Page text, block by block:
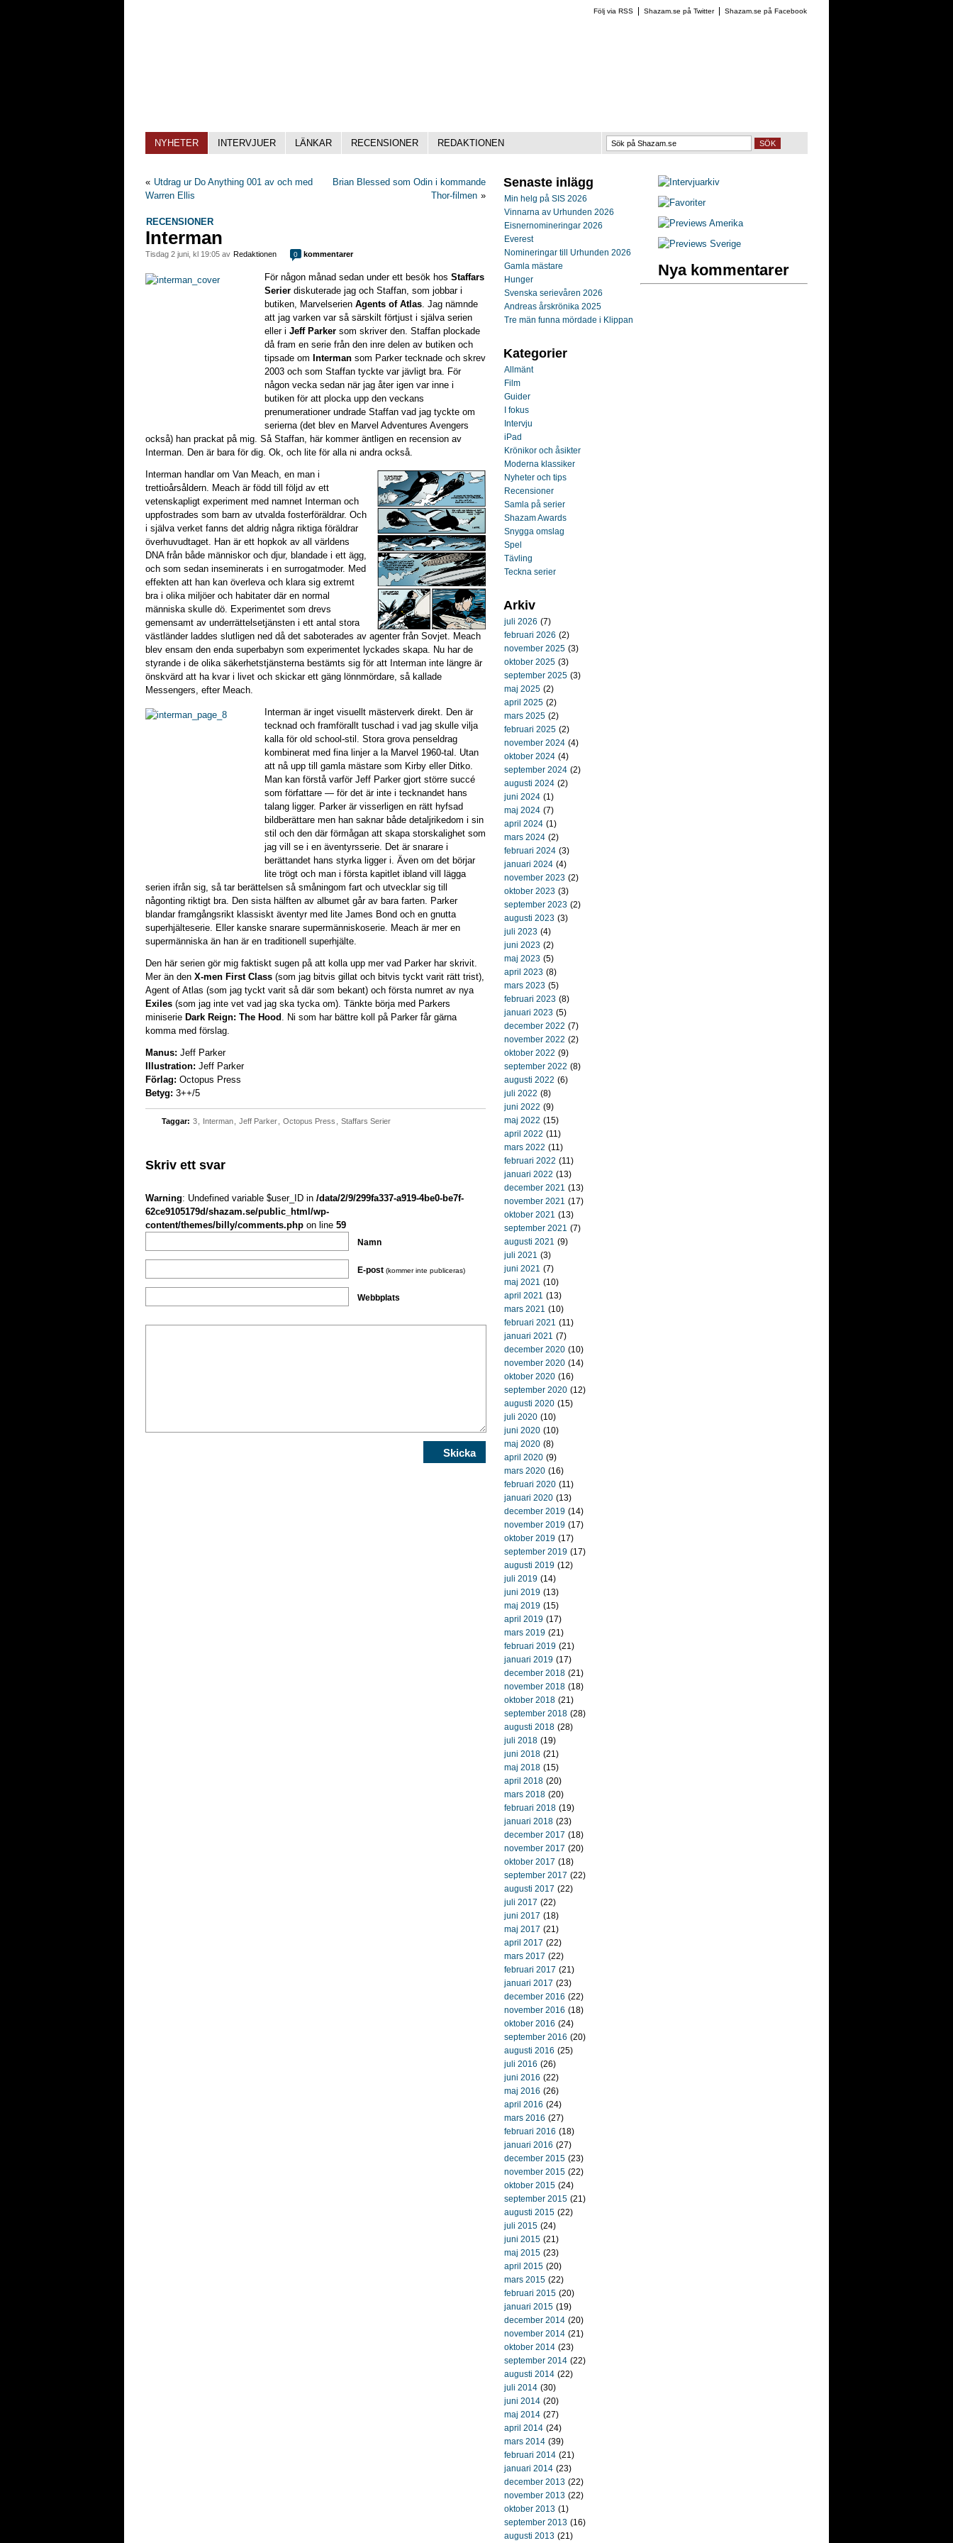
Shazam.se på Facebook
Shazam.se på Twitter
Följ via RSS
NYHETER INTERVJUER LÄNKAR RECENSIONER REDAKTIONEN SÖK
« Utdrag ur Do Anything 001 av och med
Warren Ellis
Brian Blessed som Odin i kommande
Thor-filmen »
RECENSIONER
Interman
tisdag 2 juni, kl 19:05 av Redaktionen 0 kommentarer
För någon månad sedan under ett besök hos Staffars
Serier diskuterade jag och Staffan, som jobbar i
butiken, Marvelserien Agents of Atlas. Jag nämnde
att jag varken var så särskilt förtjust i själva serien
eller i Jeff Parker som skriver den. Staffan plockade
då fram en serie från den inre delen av butiken och
tipsade om Interman som Parker tecknade och skrev
2003 och som Staffan tyckte var jävligt bra. För
någon vecka sedan när jag åter igen var inne i
butiken för att plocka upp den veckans
prenumerationer undrade Staffan vad jag tyckte om
serierna (det blev en Marvel Adventures Avengers
också) han prackat på mig. Så Staffan, här kommer äntligen en recension av
Interman. Den är bara för dig. Ok, och lite för alla ni andra också.
Interman handlar om Van Meach, en man i
trettioårsåldern. Meach är född till följd av ett
vetenskapligt experiment med namnet Interman och
uppfostrades som barn av utvalda fosterföräldrar. Och
i själva verket fanns det aldrig några riktiga föräldrar
överhuvudtaget. Han är ett hopkok av all världens
DNA från både människor och djur, blandade i ett ägg,
och som sedan inseminerats i en surrogatmoder. Med
effekten att han kan överleva och klara sig extremt
bra i olika miljöer och habitater där en normal
människa skulle dö. Experimentet som drevs
gemensamt av underrättelsetjänsten i ett antal stora
västländer laddes slutligen ned då det saboterades av agenter från Sovjet. Meach
blev ensam den enda superbabyn som experimentet lyckades skapa. Nu har de
styrande i de olika säkerhetstjänsterna bestämts sig för att Interman inte längre är
önskvärd att ha kvar i livet och skickar ett gäng lönnmördare, så kallade
Messengers, efter Meach.
Interman är inget visuellt mästerverk direkt. Den är
tecknad och framförallt tuschad i vad jag skulle vilja
kalla för old school-stil. Stora grova penseldrag
kombinerat med fina linjer a la Marvel 1960-tal. Utan
att nå upp till gamla mästare som Kirby eller Ditko.
Man kan förstå varför Jeff Parker gjort större succé
som författare — för det är inte i tecknandet hans
talang ligger. Parker är visserligen en rätt hyfsad
bildberättare men han saknar både detaljrikedom i sin
stil och den där förmågan att skapa storskalighet som
jag vill se i en äventyrsserie. Det är snarare i
berättandet hans styrka ligger i. Även om det börjar
lite trögt och man i första kapitlet ibland vill lägga
serien ifrån sig, så tar berättelsen så småningom fart och utvecklar sig till
någonting riktigt bra. Den sista hälften av albumet går av bara farten. Parker
blandar framgångsrikt klassiskt äventyr med lite James Bond och en gnutta
superhjälteserie. Eller kanske snarare supermänniskoserie. Meach är mer en
supermänniska än han är en traditionell superhjälte.
Den här serien gör mig faktiskt sugen på att kolla upp mer vad Parker har skrivit.
Mer än den X-men First Class (som jag bitvis gillat och bitvis tyckt varit rätt trist),
Agent of Atlas (som jag tyckt varit så där som bekant) och första numret av nya
Exiles (som jag inte vet vad jag ska tycka om). Tänkte börja med Parkers
miniserie Dark Reign: The Hood . Ni som har bättre koll på Parker får gärna
komma med förslag.
Manus: Jeff Parker
Illustration: Jeff Parker
Förlag: Octopus Press
Betyg: 3++/5
Taggar: 3 Interman Jeff Parker Octopus Press Staffars Serier
Skriv ett svar
Warning: Undefined variable $user_ID in /data/2/9/299fa337-a919-4be0-be7f-
62ce9105179d/shazam.se/public_html/wp-
content/themes/billy/comments.php on line 59
Namn
E-post (kommer inte publiceras)
Webbplats
Senaste inlägg
Min helg på SIS 2026
Vinnarna av Urhunden 2026
Eisnernomineringar 2026
Everest
Nomineringar till Urhunden 2026
Gamla mästare
Hunger
Svenska serievåren 2026
Andreas årskrönika 2025
Tre män funna mördade i Klippan
Kategorier
Allmänt
Film
Guider
I fokus
Intervju
iPad
Krönikor och åsikter
Moderna klassiker
Nyheter och tips
Recensioner
Samla på serier
Shazam Awards
Snygga omslag
Spel
Tävling
Teckna serier
Arkiv
juli 2026 (7)
februari 2026 (2)
november 2025 (3)
oktober 2025 (3)
september 2025 (3)
maj 2025 (2)
april 2025 (2)
mars 2025 (2)
februari 2025 (2)
november 2024 (4)
oktober 2024 (4)
september 2024 (2)
augusti 2024 (2)
juni 2024 (1)
maj 2024 (7)
april 2024 (1)
mars 2024 (2)
februari 2024 (3)
januari 2024 (4)
november 2023 (2)
oktober 2023 (3)
september 2023 (2)
augusti 2023 (3)
juli 2023 (4)
juni 2023 (2)
maj 2023 (5)
april 2023 (8)
mars 2023 (5)
februari 2023 (8)
januari 2023 (5)
december 2022 (7)
november 2022 (2)
oktober 2022 (9)
september 2022 (8)
augusti 2022 (6)
juli 2022 (8)
juni 2022 (9)
maj 2022 (15)
april 2022 (11)
mars 2022 (11)
februari 2022 (11)
januari 2022 (13)
december 2021 (13)
november 2021 (17)
oktober 2021 (13)
september 2021 (7)
augusti 2021 (9)
juli 2021 (3)
juni 2021 (7)
maj 2021 (10)
april 2021 (13)
mars 2021 (10)
februari 2021 (11)
januari 2021 (7)
december 2020 (10)
november 2020 (14)
oktober 2020 (16)
september 2020 (12)
augusti 2020 (15)
juli 2020 (10)
juni 2020 (10)
maj 2020 (8)
april 2020 (9)
mars 2020 (16)
februari 2020 (11)
januari 2020 (13)
december 2019 (14)
november 2019 (17)
oktober 2019 (17)
september 2019 (17)
augusti 2019 (12)
juli 2019 (14)
juni 2019 (13)
maj 2019 (15)
april 2019 (17)
mars 2019 (21)
februari 2019 (21)
januari 2019 (17)
december 2018 (21)
november 2018 (18)
oktober 2018 (21)
september 2018 (28)
augusti 2018 (28)
juli 2018 (19)
juni 2018 (21)
maj 2018 (15)
april 2018 (20)
mars 2018 (20)
februari 2018 (19)
januari 2018 (23)
december 2017 (18)
november 2017 (20)
oktober 2017 (18)
september 2017 (22)
augusti 2017 (22)
juli 2017 (22)
juni 2017 (18)
maj 2017 (21)
april 2017 (22)
mars 2017 (22)
februari 2017 (21)
januari 2017 (23)
december 2016 (22)
november 2016 (18)
oktober 2016 (24)
september 2016 (20)
augusti 2016 (25)
juli 2016 (26)
juni 2016 (22)
maj 2016 (26)
april 2016 (24)
mars 2016 (27)
februari 2016 (18)
januari 2016 (27)
december 2015 (23)
november 2015 (22)
oktober 2015 (24)
september 2015 (21)
augusti 2015 (22)
juli 2015 (24)
juni 2015 (21)
maj 2015 (23)
april 2015 (20)
mars 2015 (22)
februari 2015 (20)
januari 2015 (19)
december 2014 (20)
november 2014 (21)
oktober 2014 (23)
september 2014 (22)
augusti 2014 (22)
juli 2014 (30)
juni 2014 (20)
maj 2014 (27)
april 2014 (24)
mars 2014 (39)
februari 2014 (21)
januari 2014 (23)
december 2013 (22)
november 2013 (22)
oktober 2013 (1)
september 2013 (16)
augusti 2013 (21)
Nya kommentarer